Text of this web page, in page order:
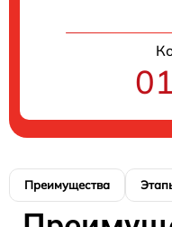
Преимущества